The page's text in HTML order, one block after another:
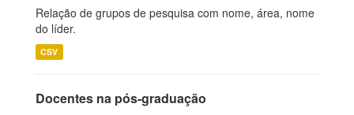
Relação de grupos de pesquisa com nome, área, nome
do líder.
CSV
Docentes na pós-graduação